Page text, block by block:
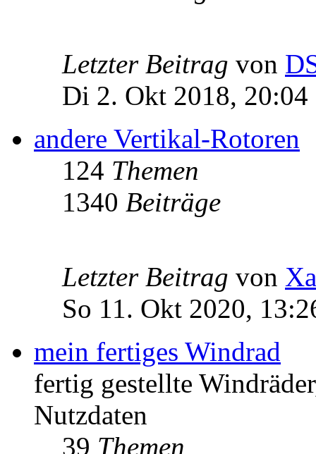
Letzter Beitrag von
Di 2. Okt 2018, 20:04
andere Vertikal-Rotoren
124 Themen
1340 Beiträge
Letzter Beitrag von
So 11. Okt 2020,
mein fertiges Windrad
fertig gestellte
Nutzdaten
39 Themen